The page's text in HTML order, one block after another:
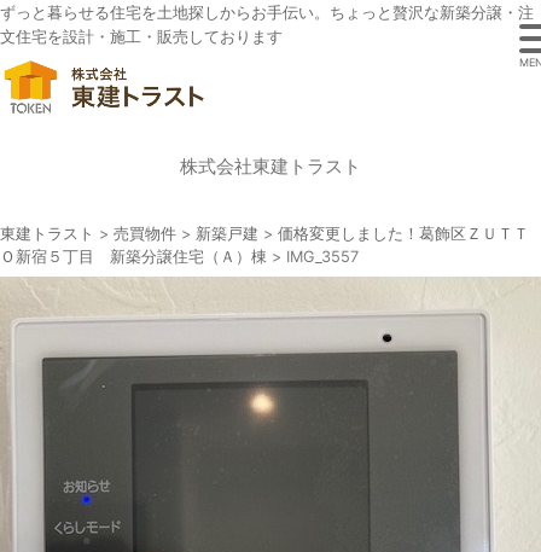
ずっと暮らせる住宅を土地探しからお手伝い。ちょっと贅沢な新築分譲・注
文住宅を設計・施工・販売しております
株式会社東建トラスト
東建トラスト > 売買物件 > 新築戸建 > 価格変更しました！葛飾区ＺＵＴＴ
Ｏ新宿５丁目 新築分譲住宅（Ａ）棟 > IMG_3557